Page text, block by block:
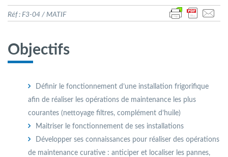
Réf : F3-04 / MATIF
Objectifs
Définir le fonctionnement d’une installation frigoriﬁque
aﬁn de réaliser les opérations de maintenance les plus
courantes (nettoyage ﬁltres, complément d’huile)
Maitriser le fonctionnement de ses installations
Développer ses connaissances pour réaliser des opérations
de maintenance curative : anticiper et localiser les pannes,